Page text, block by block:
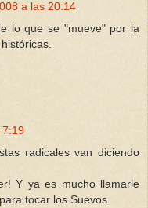
a las 20:14
lo que se "mueve" por la
radicales van diciendo
Y ya es mucho llamarle
tocar los Suevos.